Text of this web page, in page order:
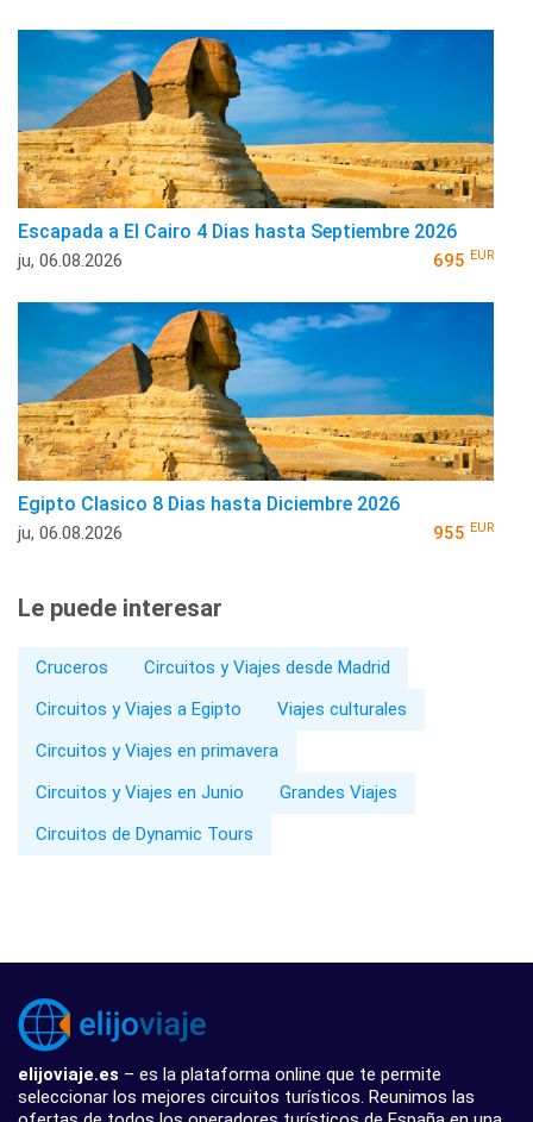
Escapada a El Cairo 4 Dias hasta Septiembre 2026
ju, 06.08.2026 695 EUR
Egipto Clasico 8 Dias hasta Diciembre 2026
ju, 06.08.2026 955 EUR
Le puede interesar
Cruceros
Circuitos y Viajes desde Madrid
Circuitos y Viajes a Egipto
Viajes culturales
Circuitos y Viajes en primavera
Circuitos y Viajes en Junio
Grandes Viajes
Circuitos de Dynamic Tours
elijoviaje.es – es la plataforma online que te permite
seleccionar los mejores circuitos turísticos. Reunimos las